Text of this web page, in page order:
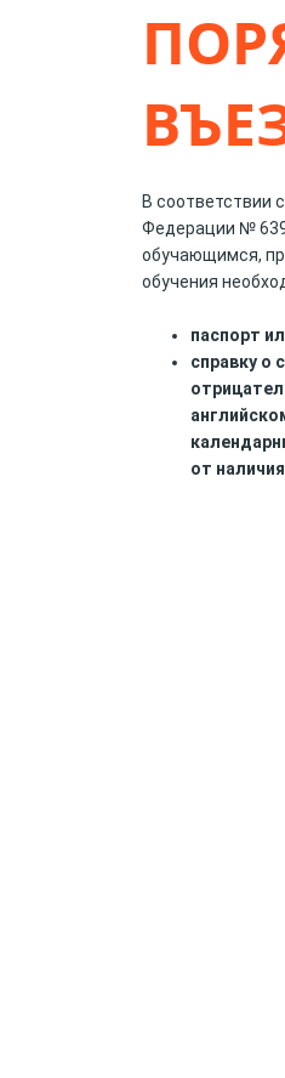
В соответствии
Федерации №
обучающимся,
обучения
паспорт
справку о
от